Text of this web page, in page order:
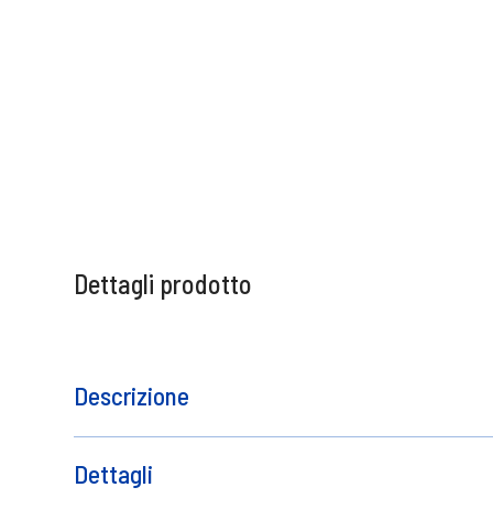
Dettagli prodotto
Descrizione
Colorazione in crema professionale
Contatto del produttore
Dettagli